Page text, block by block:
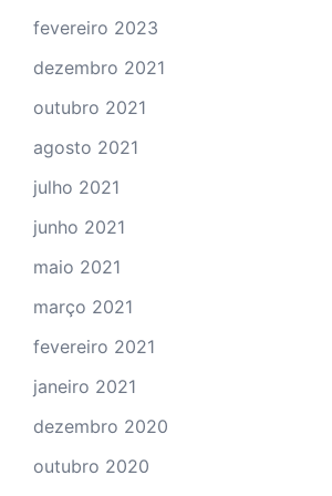
fevereiro 2023
dezembro 2021
outubro 2021
agosto 2021
julho 2021
junho 2021
maio 2021
março 2021
fevereiro 2021
janeiro 2021
dezembro 2020
outubro 2020